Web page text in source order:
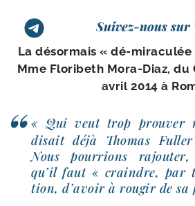
Suivez-nous sur
La désor­mais « dé-​
Mme Floribeth Mora-​Diaz, du
avril 2014 à
« Qui veut trop prou­ver
disait déjà Thomas
Nous pour­rions rajou­ter,
qu’il faut « craindre, par
tion, d’a­voir à rou­gir de sa